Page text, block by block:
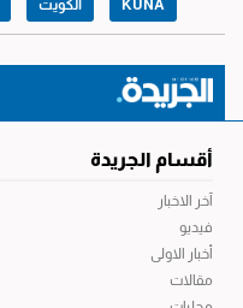
KUNA الكويت
أقسام الجريدة
آخر الاخبار
فيديو
أخبار الاولى
مقالات